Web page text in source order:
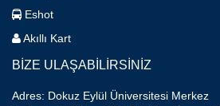
Eshot
Akıllı Kart
BİZE ULAŞABİLİRSİNİZ
Adres: Dokuz Eylül Üniversitesi Merkez